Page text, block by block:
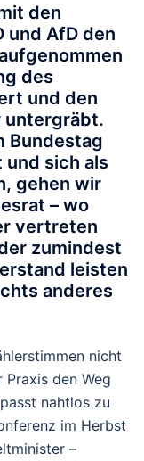
den
und AfD den
des
und den
untergräbt.
Bundestag
sich als
gehen wir
– wo
vertreten
zumindest
leisten
anderes
nicht
den Weg
nahtlos zu
im Herbst
–